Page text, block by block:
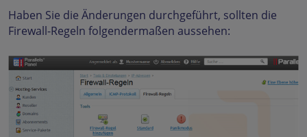
Haben Sie die Änderungen durchgeführt, sollten die
Firewall-Regeln folgendermaßen aussehen: